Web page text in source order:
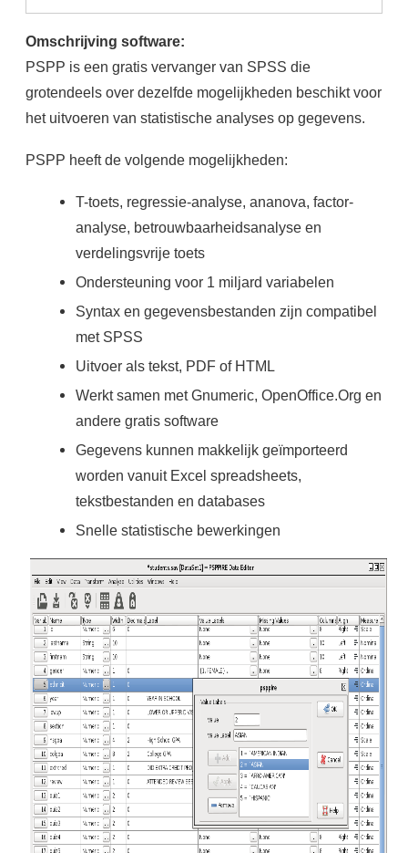
Omschrijving software:
PSPP is een gratis vervanger van SPSS die
grotendeels over dezelfde mogelijkheden beschikt voor
het uitvoeren van statistische analyses op gegevens.
PSPP heeft de volgende mogelijkheden:
T-toets, regressie-analyse, ananova, factor-
analyse, betrouwbaarheidsanalyse en
verdelingsvrije toets
Ondersteuning voor 1 miljard variabelen
Syntax en gegevensbestanden zijn compatibel
met SPSS
Uitvoer als tekst, PDF of HTML
Werkt samen met Gnumeric, OpenOffice.Org en
andere gratis software
Gegevens kunnen makkelijk geïmporteerd
worden vanuit Excel spreadsheets,
tekstbestanden en databases
Snelle statistische bewerkingen